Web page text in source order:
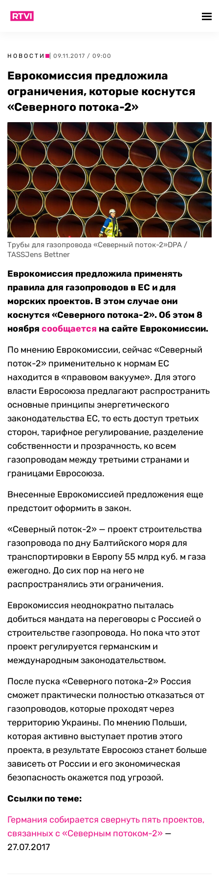
НОВОСТИ | 09.11.2017 / 09:00
Еврокомиссия предложила
ограничения, которые коснутся
«Северного потока-2»
Трубы для газопровода «Северный поток-2»DPA /
TASSJens Bettner
Еврокомиссия предложила применять
правила для газопроводов в ЕС и для
морских проектов. В этом случае они
коснутся «Северного потока-2». Об этом 8
ноября сообщается на сайте Еврокомиссии.
По мнению Еврокомиссии, сейчас «Северный
поток-2» применительно к нормам ЕС
находится в «правовом вакууме». Для этого
власти Евросоюза предлагают распространить
основные принципы энергетического
законодательства ЕС, то есть доступ третьих
сторон, тарифное регулирование, разделение
собственности и прозрачность, ко всем
газопроводам между третьими странами и
границами Евросоюза.
Внесенные Еврокомиссией предложения еще
предстоит оформить в закон.
«Северный поток-2» — проект строительства
газопровода по дну Балтийского моря для
транспортировки в Европу 55 млрд куб. м газа
ежегодно. До сих пор на него не
распространялись эти ограничения.
Еврокомиссия неоднократно пыталась
добиться мандата на переговоры с Россией о
строительстве газопровода. Но пока что этот
проект регулируется германским и
международным законодательством.
После пуска «Северного потока-2» Россия
сможет практически полностью отказаться от
газопроводов, которые проходят через
территорию Украины. По мнению Польши,
которая активно выступает против этого
проекта, в результате Евросоюз станет больше
зависеть от России и его экономическая
безопасность окажется под угрозой.
Ссылки по теме:
Германия собирается свернуть пять проектов,
связанных с «Северным потоком-2» —
27.07.2017